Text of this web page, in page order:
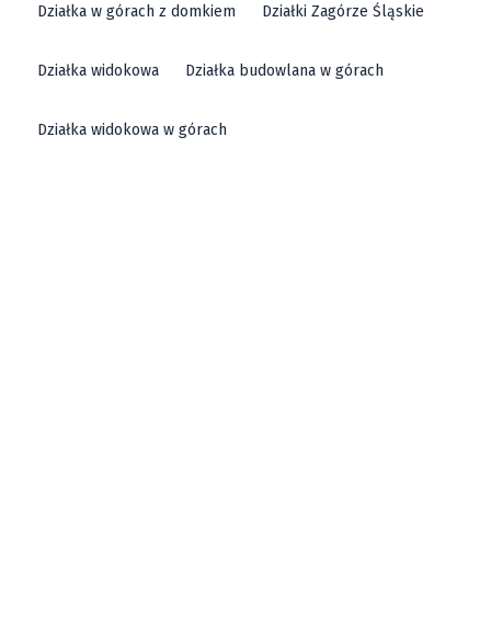
Działka w górach z domkiem Działki Zagórze Śląskie
Działka widokowa Działka budowlana w górach
Działka widokowa w górach